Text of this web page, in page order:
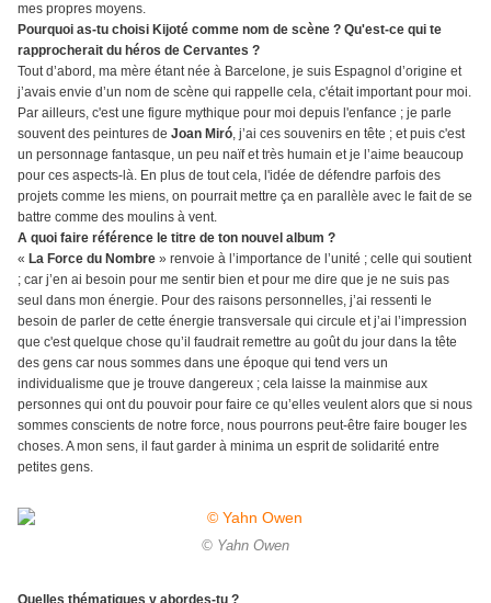
mes propres moyens.
Pourquoi as-tu choisi Kijoté comme nom de scène ? Qu'est-ce qui te
rapprocherait du héros de Cervantes ?
Tout d’abord, ma mère étant née à Barcelone, je suis Espagnol d’origine et
j’avais envie d’un nom de scène qui rappelle cela, c'était important pour moi.
Par ailleurs, c'est une figure mythique pour moi depuis l'enfance ; je parle
souvent des peintures de Joan Miró, j’ai ces souvenirs en tête ; et puis c'est
un personnage fantasque, un peu naïf et très humain et je l’aime beaucoup
pour ces aspects-là. En plus de tout cela, l'idée de défendre parfois des
projets comme les miens, on pourrait mettre ça en parallèle avec le fait de se
battre comme des moulins à vent.
A quoi faire référence le titre de ton nouvel album ?
« La Force du Nombre » renvoie à l’importance de l’unité ; celle qui soutient
; car j’en ai besoin pour me sentir bien et pour me dire que je ne suis pas
seul dans mon énergie. Pour des raisons personnelles, j’ai ressenti le
besoin de parler de cette énergie transversale qui circule et j’ai l’impression
que c'est quelque chose qu’il faudrait remettre au goût du jour dans la tête
des gens car nous sommes dans une époque qui tend vers un
individualisme que je trouve dangereux ; cela laisse la mainmise aux
personnes qui ont du pouvoir pour faire ce qu’elles veulent alors que si nous
sommes conscients de notre force, nous pourrons peut-être faire bouger les
choses. A mon sens, il faut garder à minima un esprit de solidarité entre
petites gens.
© Yahn Owen
Quelles thématiques y abordes-tu ?